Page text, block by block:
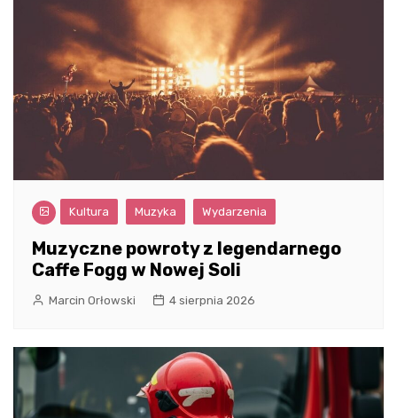
Kultura Muzyka Wydarzenia
Muzyczne powroty z legendarnego
Caffe Fogg w Nowej Soli
Marcin Orłowski 4 sierpnia 2026